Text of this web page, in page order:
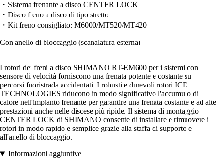
・Sistema frenante a disco CENTER LOCK
・Disco freno a disco di tipo stretto
・Kit freno consigliato: M6000/MT520/MT420
Con anello di bloccaggio (scanalatura esterna)
I rotori dei freni a disco SHIMANO RT-EM600 per i sistemi con
sensore di velocità forniscono una frenata potente e costante su
percorsi fuoristrada accidentati. I robusti e durevoli rotori ICE
TECHNOLOGIES riducono in modo significativo l'accumulo di
calore nell'impianto frenante per garantire una frenata costante e ad alte
prestazioni anche nelle discese più ripide. Il sistema di montaggio
CENTER LOCK di SHIMANO consente di installare e rimuovere i
rotori in modo rapido e semplice grazie alla staffa di supporto e
all'anello di bloccaggio.
Informazioni aggiuntive